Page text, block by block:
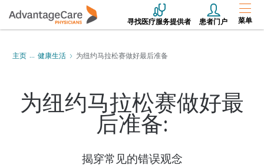
寻找医疗服务提供者 患者门户 菜单
主页 健康生活 为纽约马拉松赛做好最后准备
为纽约马拉松赛做好最
后准备:
揭穿常见的错误观念